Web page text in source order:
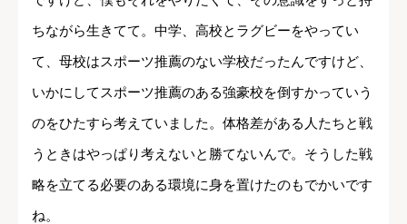
ちながら生きてて。中学、高校とラグビーをやってい
て、母校はスポーツ推薦のない学校だったんですけど、
いかにしてスポーツ推薦のある強豪校を倒すかっていう
のをひたすら考えていました。体格差がある人たちと戦
うときはやっぱり考えないと勝てないんで。そうした戦
略を立てる必要のある環境に身を置けたのもでかいです
ね。